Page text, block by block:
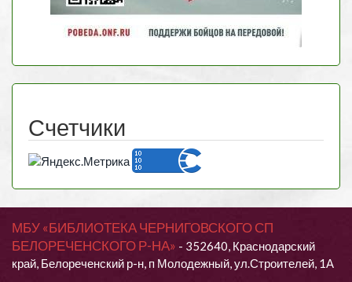
Счетчики
МБУ «БИБЛИОТЕКА ЧЕРНИГОВСКОГО СП
БЕЛОРЕЧЕНСКОГО Р-НА» - 352640, Краснодарский
край, Белореченский р-н, п Молодежный, ул.Строителей, 1А